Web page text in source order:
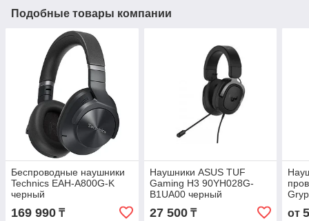
Подобные товары компании
Беспроводные наушники
Technics EAH-A800G-K
черный
169 990 ₸
Наушники ASUS TUF
Gaming H3 90YH028G-
B1UA00 черный
27 500₸ от